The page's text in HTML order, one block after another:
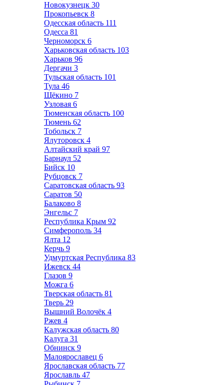
Новокузнецк 30
Прокопьевск 8
Одесская область 111
Одесса 81
Черноморск 6
Харьковская область 103
Харьков 96
Дергачи 3
Тульская область 101
Тула 46
Щёкино 7
Узловая 6
Тюменская область 100
Тюмень 62
Тобольск 7
Ялуторовск 4
Алтайский край 97
Барнаул 52
Бийск 10
Рубцовск 7
Саратовская область 93
Саратов 50
Балаково 8
Энгельс 7
Республика Крым 92
Симферополь 34
Ялта 12
Керчь 9
Удмуртская Республика 83
Ижевск 44
Глазов 9
Можга 6
Тверская область 81
Тверь 29
Вышний Волочёк 4
Ржев 4
Калужская область 80
Калуга 31
Обнинск 9
Малоярославец 6
Ярославская область 77
Ярославль 47